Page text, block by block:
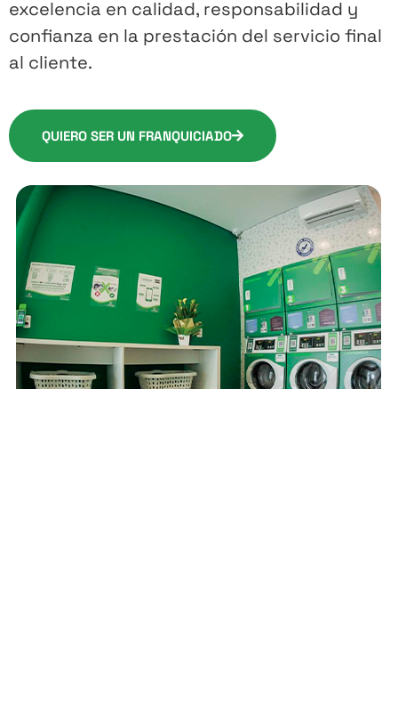
excelencia en calidad, responsabilidad y
confianza en la prestación del servicio final
al cliente.
QUIERO SER UN FRANQUICIADO